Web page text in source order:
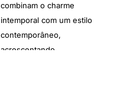
combinam o charme
intemporal com um estilo
contemporâneo,
acrescentando